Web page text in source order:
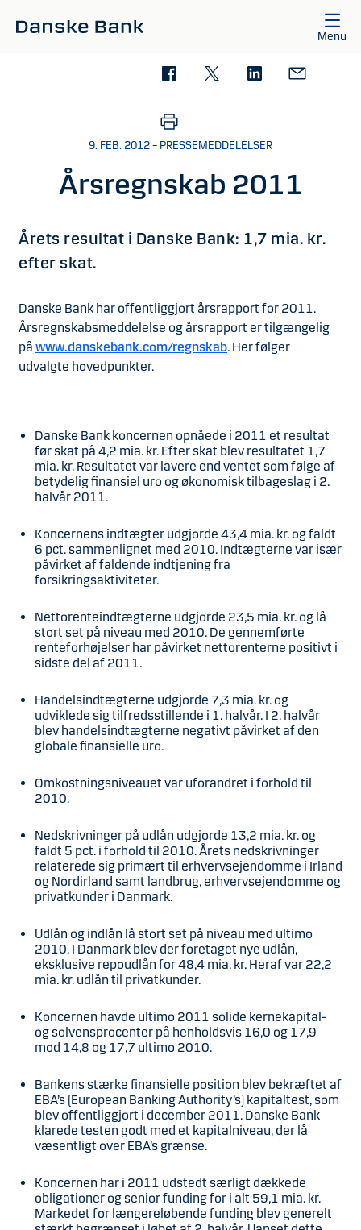
Menu
9. FEB. 2012 – PRESSEMEDDELELSER
Årsregnskab 2011
Årets resultat i Danske Bank: 1,7 mia. kr.
efter skat.
Danske Bank har offentliggjort årsrapport for 2011.
Årsregnskabsmeddelelse og årsrapport er tilgængelig
på www.danskebank.com/regnskab. Her følger
udvalgte hovedpunkter.
Danske Bank koncernen opnåede i 2011 et resultat
før skat på 4,2 mia. kr. Efter skat blev resultatet 1,7
mia. kr. Resultatet var lavere end ventet som følge af
betydelig finansiel uro og økonomisk tilbageslag i 2.
halvår 2011.
Koncernens indtægter udgjorde 43,4 mia. kr. og faldt
6 pct. sammenlignet med 2010. Indtægterne var især
påvirket af faldende indtjening fra
forsikringsaktiviteter.
Nettorenteindtægterne udgjorde 23,5 mia. kr. og lå
stort set på niveau med 2010. De gennemførte
renteforhøjelser har påvirket nettorenterne positivt i
sidste del af 2011.
Handelsindtægterne udgjorde 7,3 mia. kr. og
udviklede sig tilfredsstillende i 1. halvår. I 2. halvår
blev handelsindtægterne negativt påvirket af den
globale finansielle uro.
Omkostningsniveauet var uforandret i forhold til
2010.
Nedskrivninger på udlån udgjorde 13,2 mia. kr. og
faldt 5 pct. i forhold til 2010. Årets nedskrivninger
relaterede sig primært til erhvervsejendomme i Irland
og Nordirland samt landbrug, erhvervsejendomme og
privatkunder i Danmark.
Udlån og indlån lå stort set på niveau med ultimo
2010. I Danmark blev der foretaget nye udlån,
eksklusive repoudlån for 48,4 mia. kr. Heraf var 22,2
mia. kr. udlån til privatkunder.
Koncernen havde ultimo 2011 solide kernekapital-
og solvensprocenter på henholdsvis 16,0 og 17,9
mod 14,8 og 17,7 ultimo 2010.
Bankens stærke finansielle position blev bekræftet af
EBA’s (European Banking Authority’s) kapitaltest, som
blev offentliggjort i december 2011. Danske Bank
klarede testen godt med et kapitalniveau, der lå
væsentligt over EBA’s grænse.
Koncernen har i 2011 udstedt særligt dækkede
obligationer og senior funding for i alt 59,1 mia. kr.
Markedet for længereløbende funding blev generelt